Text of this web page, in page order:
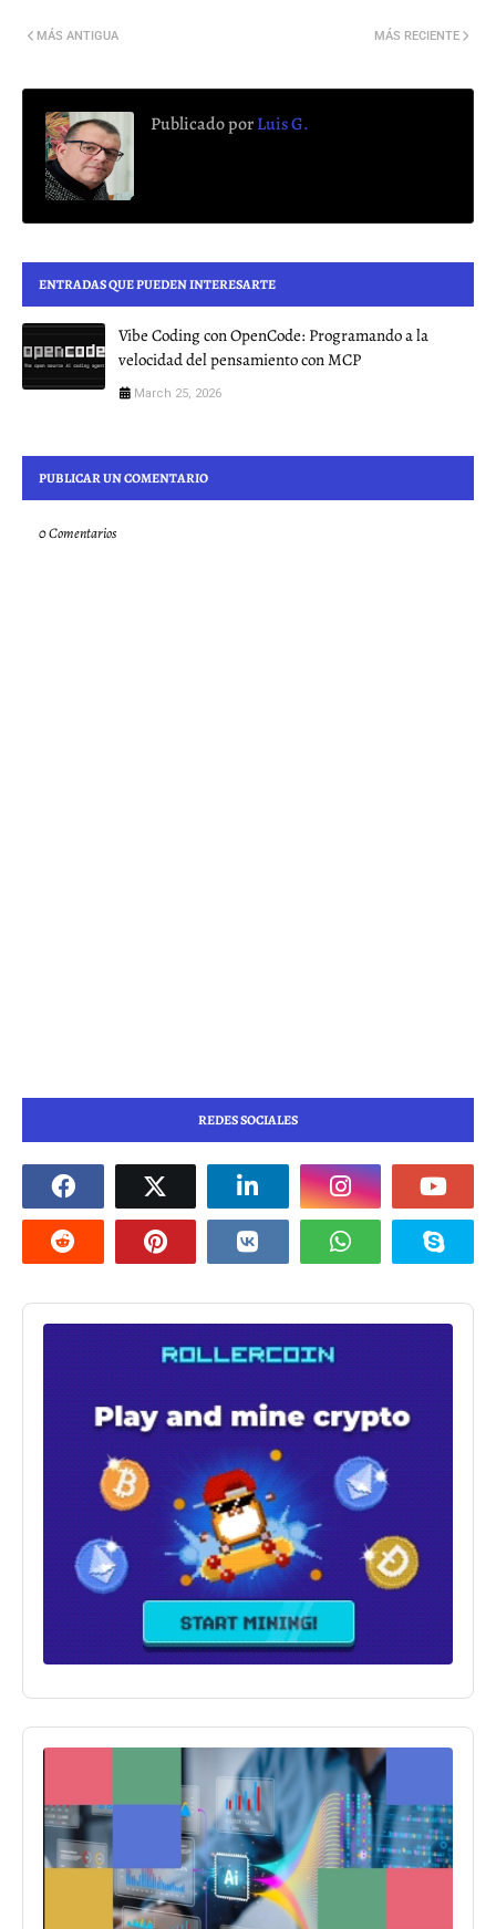
MÁS RECIENTE
MÁS ANTIGUA
Publicado porLuis G.
ENTRADAS QUE PUEDEN INTERESARTE
Vibe Coding con OpenCode: Programando a la
velocidad del pensamiento con MCP
March 25, 2026
PUBLICAR UN COMENTARIO
0 Comentarios
REDES SOCIALES